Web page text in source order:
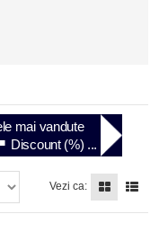
mai vandute
Discount (%) ...
Vezi ca: